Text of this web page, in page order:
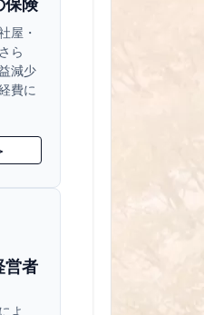
屋・
ら
減少
費に
営者
よ